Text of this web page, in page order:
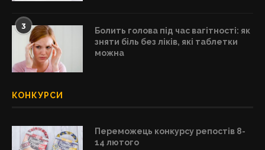
3
Болить голова під час вагітності: як
зняти біль без ліків, які таблетки
можна
КОНКУРСИ
Переможець конкурсу репостів 8-
14 лютого